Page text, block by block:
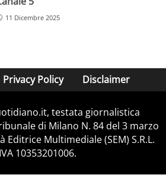
11 Dicembre 2025
Privacy Policy Disclaimer
testata giornalistica
di Milano N. 84 del 3 marzo
Editrice Multimediale (SEM) S.R.L.
10353201006.